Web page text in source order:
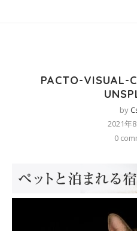
PACTO-VISUAL-
by
2021年
0